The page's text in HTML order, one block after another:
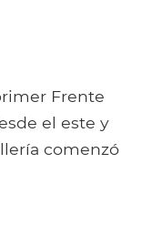
Frente
el este y
comenzó